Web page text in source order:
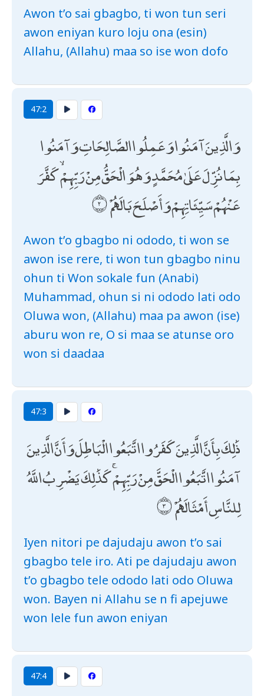
Awon t’o sai gbagbo, ti won tun seri
awon eniyan kuro loju ona (esin)
Allahu, (Allahu) maa so ise won dofo
47:2
وَالَّذِينَ آمَنُوا وَعَمِلُوا الصَّالِحَاتِ وَآمَنُوا
بِمَا نُزِّلَ عَلَىٰ مُحَمَّدٍ وَهُوَ الْحَقُّ مِنْ رَبِّهِمْ ۙ كَفَّرَ
عَنْهُمْ سَيِّئَاتِهِمْ وَأَصْلَحَ بَالَهُمْ
Awon t’o gbagbo ni ododo, ti won se
awon ise rere, ti won tun gbagbo ninu
ohun ti Won sokale fun (Anabi)
Muhammad, ohun si ni ododo lati odo
Oluwa won, (Allahu) maa pa awon (ise)
aburu won re, O si maa se atunse oro
won si daadaa
47:3
ذَٰلِكَ بِأَنَّ الَّذِينَ كَفَرُوا اتَّبَعُوا الْبَاطِلَ وَأَنَّ الَّذِينَ
آمَنُوا اتَّبَعُوا الْحَقَّ مِنْ رَبِّهِمْ ۚ كَذَٰلِكَ يَضْرِبُ اللَّهُ
لِلنَّاسِ أَمْثَالَهُمْ
Iyen nitori pe dajudaju awon t’o sai
gbagbo tele iro. Ati pe dajudaju awon
t’o gbagbo tele ododo lati odo Oluwa
won. Bayen ni Allahu se n fi apejuwe
won lele fun awon eniyan
47:4